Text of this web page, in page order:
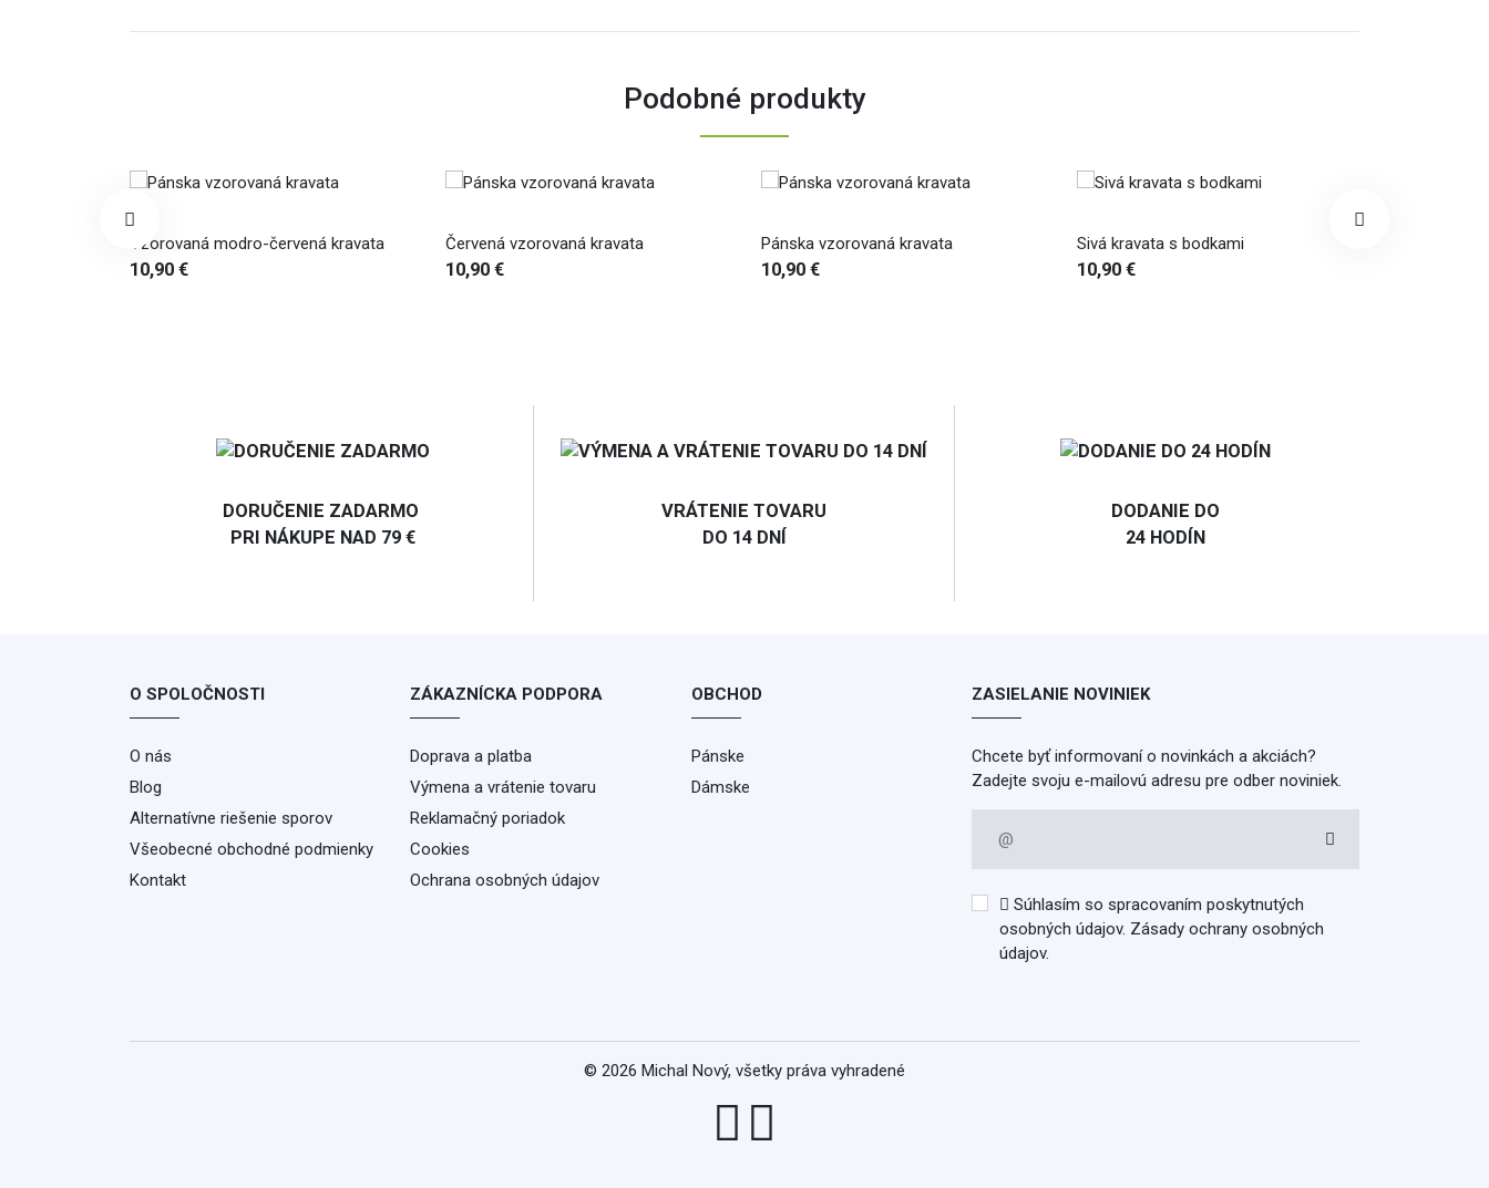
Podobné produkty
Červená vzorovaná kravata
10,90 €
Pánska vzorovaná kravata
10,90 €
Sivá kravata s bodkami
10,90 €
Modro-žltá kravata
10,90 €
DORUČENIE ZADARMO
PRI NÁKUPE NAD 79 €
VRÁTENIE TOVARU
DO 14 DNÍ
DODANIE DO
24 HODÍN
O SPOLOČNOSTI
O nás
Blog
Alternatívne riešenie sporov
Všeobecné obchodné podmienky
Kontakt
ZÁKAZNÍCKA PODPORA
Doprava a platba
Výmena a vrátenie tovaru
Reklamačný poriadok
Cookies
Ochrana osobných údajov
OBCHOD
Pánske
Dámske
ZASIELANIE NOVINIEK
Chcete byť informovaní o novinkách a akciách?
Zadejte svoju e-mailovú adresu pre odber noviniek.
Súhlasím so spracovaním poskytnutých
osobných údajov. Zásady ochrany osobných
údajov.
© 2026 Michal Nový, všetky práva vyhradené